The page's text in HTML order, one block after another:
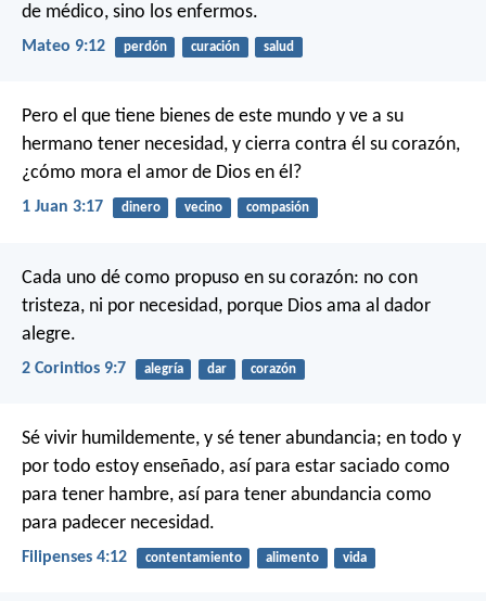
de médico, sino los enfermos.
Mateo 9:12 perdón curación salud
Pero el que tiene bienes de este mundo y ve a su
hermano tener necesidad, y cierra contra él su corazón,
¿cómo mora el amor de Dios en él?
1 Juan 3:17 dinero vecino compasión
Cada uno dé como propuso en su corazón: no con
tristeza, ni por necesidad, porque Dios ama al dador
alegre.
2 Corintios 9:7 alegría dar corazón
Sé vivir humildemente, y sé tener abundancia; en todo y
por todo estoy enseñado, así para estar saciado como
para tener hambre, así para tener abundancia como
para padecer necesidad.
Filipenses 4:12 contentamiento alimento vida